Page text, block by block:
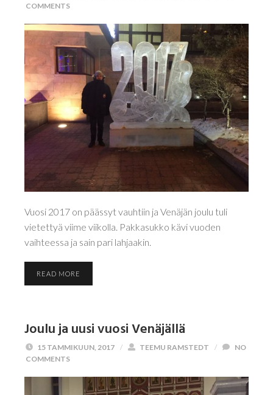
COMMENTS
Vuosi 2017 on päässyt vauhtiin ja Venäjän joulu tuli
vietettyä viime viikolla. Pakkasukko kävi vuoden
vaihteessa ja sain pari lahjaakin.
READ MORE
Joulu ja uusi vuosi Venäjällä
15 TAMMIKUUN, 2017 / TEEMU RAMSTEDT /
NO
COMMENTS